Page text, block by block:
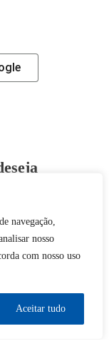
navegação,
nosso
com nosso uso
Aceitar tudo